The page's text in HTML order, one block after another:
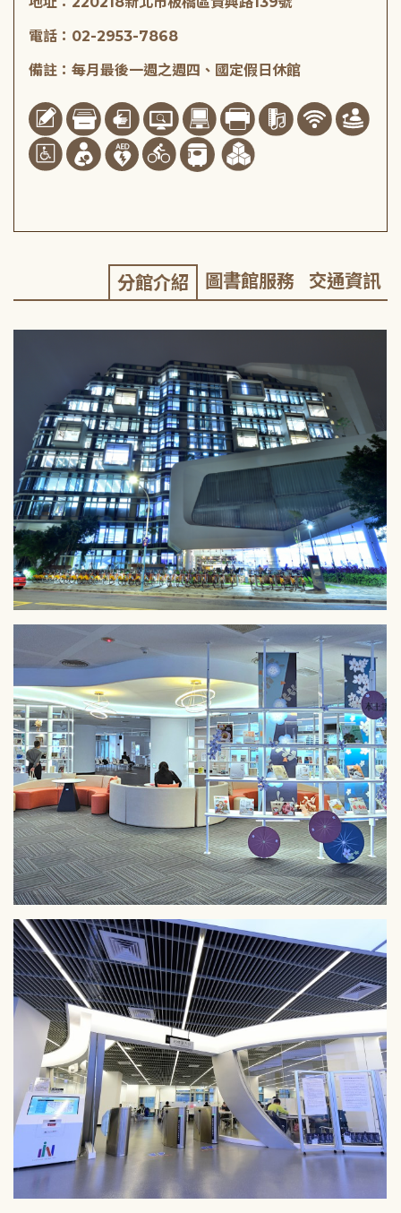
電話：02-2953-7868
備註：每月最後一週之週四、國定假日休館
分館介紹 圖書館服務 交通資訊